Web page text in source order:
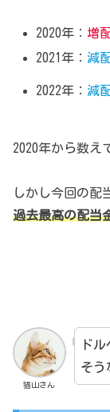
2020年： 増
2021年： 減
2022年： 減
2020年から数え
しかし今回の配
過去最高の配当
猫山さん
ド
そう